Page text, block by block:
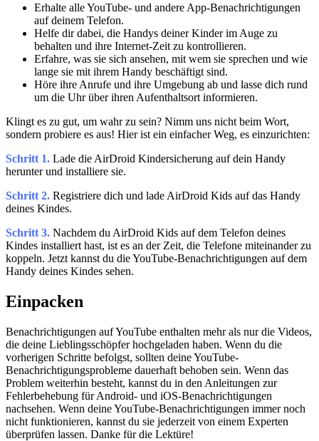
Erhalte alle YouTube- und andere App-Benachrichtigungen
auf deinem Telefon.
Helfe dir dabei, die Handys deiner Kinder im Auge zu
behalten und ihre Internet-Zeit zu kontrollieren.
Erfahre, was sie sich ansehen, mit wem sie sprechen und wie
lange sie mit ihrem Handy beschäftigt sind.
Höre ihre Anrufe und ihre Umgebung ab und lasse dich rund
um die Uhr über ihren Aufenthaltsort informieren.
Klingt es zu gut, um wahr zu sein? Nimm uns nicht beim Wort,
sondern probiere es aus! Hier ist ein einfacher Weg, es einzurichten:
Schritt 1. Lade die AirDroid Kindersicherung auf dein Handy
herunter und installiere sie.
Schritt 2. Registriere dich und lade AirDroid Kids auf das Handy
deines Kindes.
Schritt 3. Nachdem du AirDroid Kids auf dem Telefon deines
Kindes installiert hast, ist es an der Zeit, die Telefone miteinander zu
koppeln. Jetzt kannst du die YouTube-Benachrichtigungen auf dem
Handy deines Kindes sehen.
Einpacken
Benachrichtigungen auf YouTube enthalten mehr als nur die Videos,
die deine Lieblingsschöpfer hochgeladen haben. Wenn du die
vorherigen Schritte befolgst, sollten deine YouTube-
Benachrichtigungsprobleme dauerhaft behoben sein. Wenn das
Problem weiterhin besteht, kannst du in den Anleitungen zur
Fehlerbehebung für Android- und iOS-Benachrichtigungen
nachsehen. Wenn deine YouTube-Benachrichtigungen immer noch
nicht funktionieren, kannst du sie jederzeit von einem Experten
überprüfen lassen. Danke für die Lektüre!